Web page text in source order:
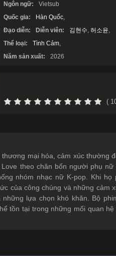
Ngôn ngữ:
Vietsub
Quốc gia:
Hàn Quốc,
Đạo diễn:
Diễn viên: 김현수, 허소윤,
Thể loại:
Tình Cảm,
Năm sản xuất:
2026
(
mại hóa, cảm xúc thường
theo chân bốn người phụ
nhóm nhạc nữ K-pop. Khi họ
của công chúng và những cảm
lựa chọn khó khăn. Bộ
tồn tại trong những mối quan